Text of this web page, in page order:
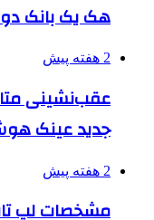
هک یک بانک
2 هفته پیش
عقب‌نشینی متا
جدید عینک
2 هفته پیش
مشخصات لپ